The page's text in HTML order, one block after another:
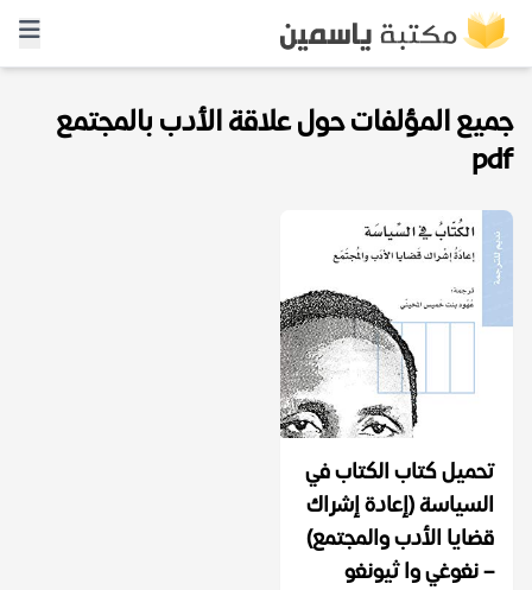
جميع المؤلفات حول علاقة الأدب بالمجتمع
pdf
تحميل كتاب الكتاب في
السياسة (إعادة إشراك
قضايا الأدب والمجتمع)
– نغوغي وا ثيونغو